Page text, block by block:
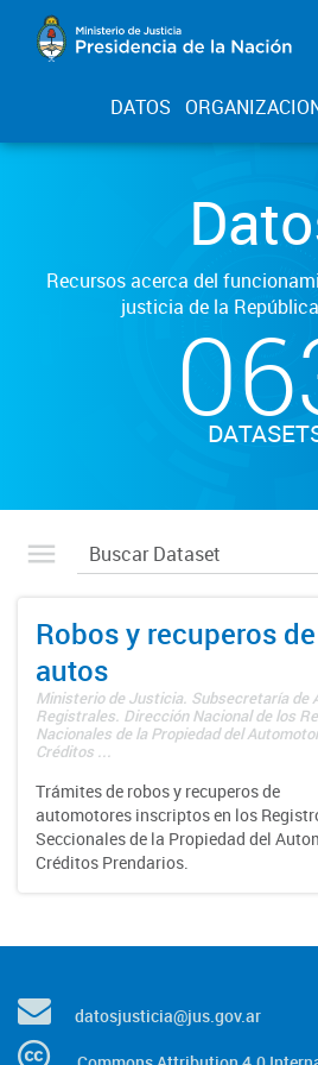
DATOS
Recursos acerca del
justicia de la
Robos y recuperos de
autos
Ministerio de Justicia. Subsecretaría de
Registrales. Dirección Nacional de los
Nacionales de la Propiedad del
Créditos ...
Trámites de robos y recuperos de
automotores inscriptos en los
Seccionales de la Propiedad del
Créditos Prendarios.
datosjusticia@jus.gov.ar